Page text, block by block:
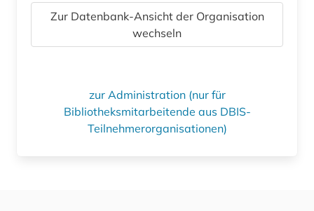
Zur Datenbank-Ansicht der Organisation
wechseln
zur Administration (nur für
Bibliotheksmitarbeitende aus DBIS-
Teilnehmerorganisationen)